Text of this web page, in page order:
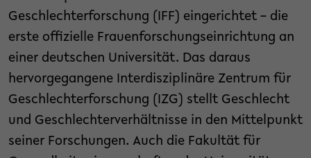
Geschlechterforschung (IFF) eingerichtet – die
erste offizielle Frauenforschungseinrichtung an
einer deutschen Universität. Das daraus
hervorgegangene Interdisziplinäre Zentrum für
Geschlechterforschung (IZG) stellt Geschlecht
und Geschlechterverhältnisse in den Mittelpunkt
seiner Forschungen. Auch die Fakultät für